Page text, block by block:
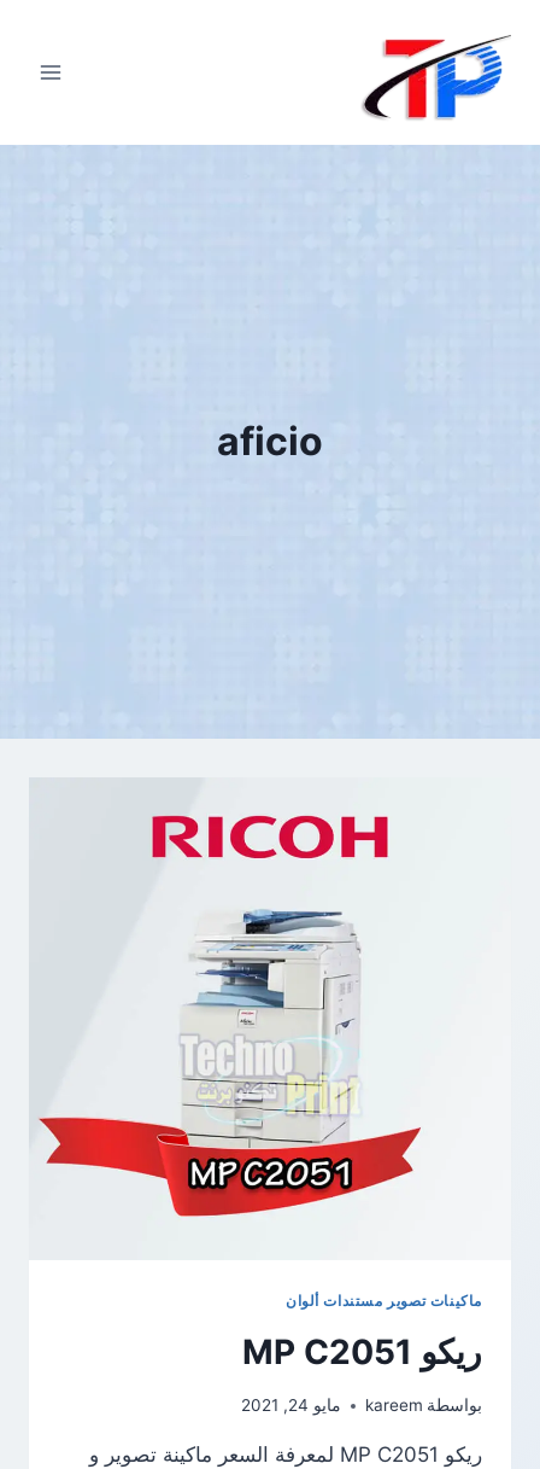
المحتوى
aficio
ماكينات تصوير مستندات ألوان
ريكو MP C2051
بواسطة kareem مايو 24, 2021
ريكو MP C2051 لمعرفة السعر ماكينة تصوير و